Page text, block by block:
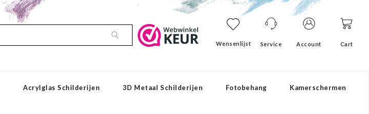
Wensenlijst Service Account Cart
Acrylglas Schilderijen 3D Metaal Schilderijen Fotobehang Kamerschermen